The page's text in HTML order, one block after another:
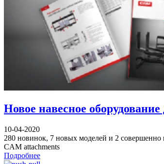
Новое навесное
10-04-2020
280 новинок, 7 новых моделей и 2
CAM attachments
Подробнее